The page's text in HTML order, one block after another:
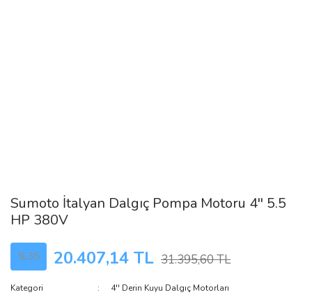
Sumoto İtalyan Dalgıç Pompa Motoru 4'' 5.5
HP 380V
%35 20.407,14 TL 31.395,60 TL
Kategori
4'' Derin Kuyu Dalgıç Motorları